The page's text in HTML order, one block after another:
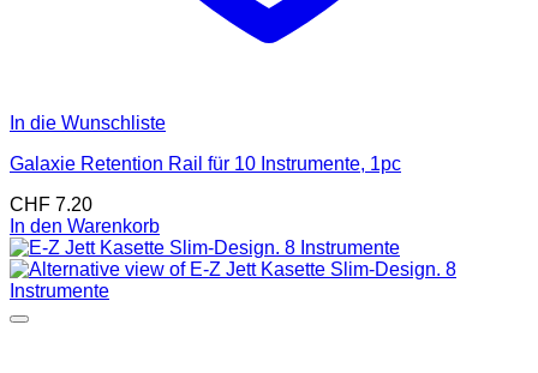
In die Wunschliste
Galaxie Retention Rail für 10 Instrumente, 1pc
CHF 7.20
In den Warenkorb